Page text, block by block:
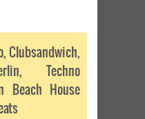
Clubsandwich,
Techno
Beach House